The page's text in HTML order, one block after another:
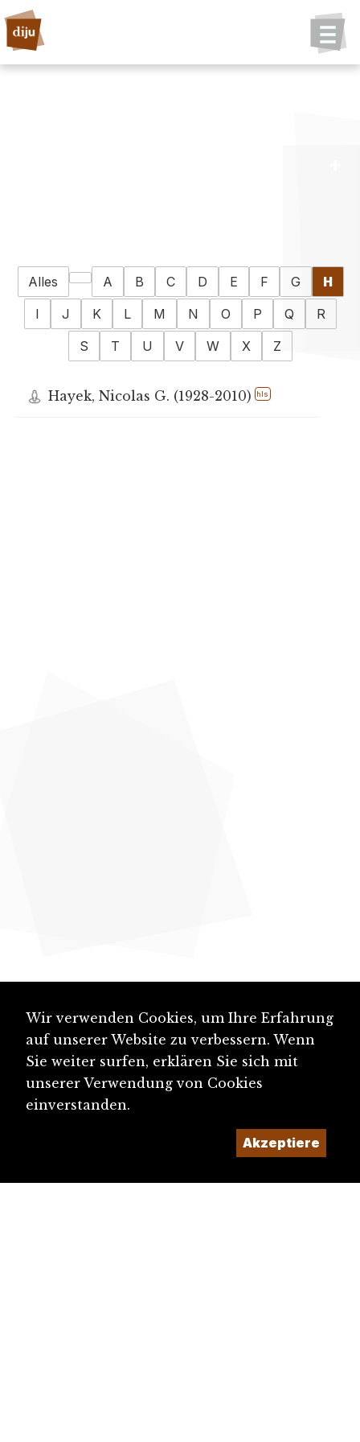
Alles A B C D E F G
H
I
J K L M N O P Q
R
S
T U V W X Z
Hayek, Nicolas G. (1928-2010) hls
Wir verwenden Cookies, um Ihre Erfahrung
auf unserer Website zu verbessern. Wenn
Sie weiter surfen, erklären Sie sich mit
unserer Verwendung von Cookies
einverstanden.
Akzeptiere